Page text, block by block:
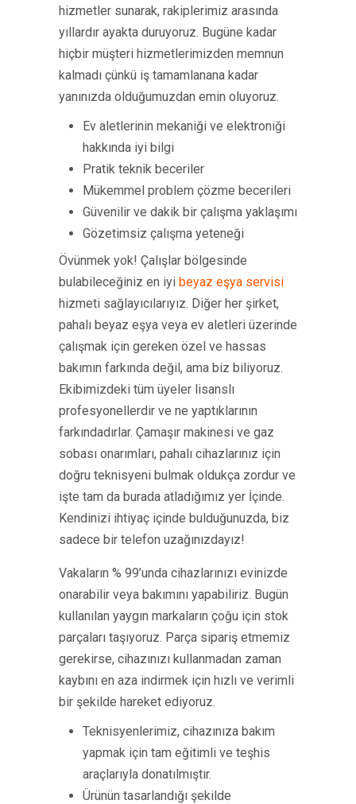
hizmetler sunarak, rakiplerimiz arasında
yıllardır ayakta duruyoruz. Bugüne kadar
hiçbir müşteri hizmetlerimizden memnun
kalmadı çünkü iş tamamlanana kadar
yanınızda olduğumuzdan emin oluyoruz.
Ev aletlerinin mekaniği ve elektroniği
hakkında iyi bilgi
Pratik teknik beceriler
Mükemmel problem çözme becerileri
Güvenilir ve dakik bir çalışma yaklaşımı
Gözetimsiz çalışma yeteneği
Övünmek yok! Çalışlar bölgesinde
bulabileceğiniz en iyi beyaz eşya servisi
hizmeti sağlayıcılarıyız. Diğer her şirket,
pahalı beyaz eşya veya ev aletleri üzerinde
çalışmak için gereken özel ve hassas
bakımın farkında değil, ama biz biliyoruz.
Ekibimizdeki tüm üyeler lisanslı
profesyonellerdir ve ne yaptıklarının
farkındadırlar. Çamaşır makinesi ve gaz
sobası onarımları, pahalı cihazlarınız için
doğru teknisyeni bulmak oldukça zordur ve
işte tam da burada atladığımız yer İçinde.
Kendinizi ihtiyaç içinde bulduğunuzda, biz
sadece bir telefon uzağınızdayız!
Vakaların % 99’unda cihazlarınızı evinizde
onarabilir veya bakımını yapabiliriz. Bugün
kullanılan yaygın markaların çoğu için stok
parçaları taşıyoruz. Parça sipariş etmemiz
gerekirse, cihazınızı kullanmadan zaman
kaybını en aza indirmek için hızlı ve verimli
bir şekilde hareket ediyoruz.
Teknisyenlerimiz, cihazınıza bakım
yapmak için tam eğitimli ve teşhis
araçlarıyla donatılmıştır.
Ürünün tasarlandığı şekilde